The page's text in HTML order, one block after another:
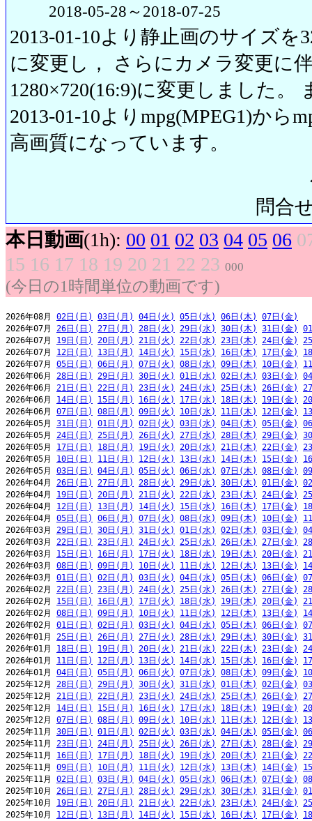
2018-05-28～2018-07-25
2013-01-10より静止画のサイズを
に変更し， さらにカメラ変更に
1280×720(16:9)に変更しました。
2013-01-10よりmpg(MPEG1)から
高画質になっています。
問合
本日動画(1h): 00 01 02 03 04 05 06
15 16 17 18 19 20 21 22 23 000
(今日の1時間単位の動画です)
2026年08月 02日(日) 03日(月) 04日(火) 05日(水) 06日(木)
07日(金)
2026年07月 26日(日) 27日(月) 28日(火) 29日(水) 30日(木) 31日(金)
2026年07月 19日(日) 20日(月) 21日(火) 22日(水) 23日(木) 24日(金)
2026年07月 12日(日) 13日(月) 14日(火) 15日(水) 16日(木) 17日(金)
2026年07月 05日(日) 06日(月) 07日(火) 08日(水) 09日(木) 10日(金)
2026年06月 28日(日) 29日(月) 30日(火) 01日(水) 02日(木) 03日(金)
2026年06月 21日(日) 22日(月) 23日(火) 24日(水) 25日(木) 26日(金)
2026年06月 14日(日) 15日(月) 16日(火) 17日(水) 18日(木) 19日(金)
2026年06月 07日(日) 08日(月) 09日(火) 10日(水) 11日(木) 12日(金)
2026年05月 31日(日) 01日(月) 02日(火) 03日(水) 04日(木) 05日(金)
2026年05月 24日(日) 25日(月) 26日(火) 27日(水) 28日(木) 29日(金)
2026年05月 17日(日) 18日(月) 19日(火) 20日(水) 21日(木) 22日(金)
2026年05月 10日(日) 11日(月) 12日(火) 13日(水) 14日(木) 15日(金)
2026年05月 03日(日) 04日(月) 05日(火) 06日(水) 07日(木) 08日(金)
2026年04月 26日(日) 27日(月) 28日(火) 29日(水) 30日(木) 01日(金)
2026年04月 19日(日) 20日(月) 21日(火) 22日(水) 23日(木) 24日(金)
2026年04月 12日(日) 13日(月) 14日(火) 15日(水) 16日(木) 17日(金)
2026年04月 05日(日) 06日(月) 07日(火) 08日(水) 09日(木) 10日(金)
2026年03月 29日(日) 30日(月) 31日(火) 01日(水) 02日(木) 03日(金)
2026年03月 22日(日) 23日(月) 24日(火) 25日(水) 26日(木) 27日(金)
2026年03月 15日(日) 16日(月) 17日(火) 18日(水) 19日(木) 20日(金)
2026年03月 08日(日) 09日(月) 10日(火) 11日(水) 12日(木) 13日(金)
2026年03月 01日(日) 02日(月) 03日(火) 04日(水) 05日(木) 06日(金)
2026年02月 22日(日) 23日(月) 24日(火) 25日(水) 26日(木) 27日(金)
2026年02月 15日(日) 16日(月) 17日(火) 18日(水) 19日(木) 20日(金)
2026年02月 08日(日) 09日(月) 10日(火) 11日(水) 12日(木) 13日(金)
2026年02月 01日(日) 02日(月) 03日(火) 04日(水) 05日(木) 06日(金)
2026年01月 25日(日) 26日(月) 27日(火) 28日(水) 29日(木) 30日(金)
2026年01月 18日(日) 19日(月) 20日(火) 21日(水) 22日(木) 23日(金)
2026年01月 11日(日) 12日(月) 13日(火) 14日(水) 15日(木) 16日(金)
2026年01月 04日(日) 05日(月) 06日(火) 07日(水) 08日(木) 09日(金)
2025年12月 28日(日) 29日(月) 30日(火) 31日(水) 01日(木) 02日(金)
2025年12月 21日(日) 22日(月) 23日(火) 24日(水) 25日(木) 26日(金)
2025年12月 14日(日) 15日(月) 16日(火) 17日(水) 18日(木) 19日(金)
2025年12月 07日(日) 08日(月) 09日(火) 10日(水) 11日(木) 12日(金)
2025年11月 30日(日) 01日(月) 02日(火) 03日(水) 04日(木) 05日(金)
2025年11月 23日(日) 24日(月) 25日(火) 26日(水) 27日(木) 28日(金)
2025年11月 16日(日) 17日(月) 18日(火) 19日(水) 20日(木) 21日(金)
2025年11月 09日(日) 10日(月) 11日(火) 12日(水) 13日(木) 14日(金)
2025年11月 02日(日) 03日(月) 04日(火) 05日(水) 06日(木) 07日(金)
2025年10月 26日(日) 27日(月) 28日(火) 29日(水) 30日(木) 31日(金)
2025年10月 19日(日) 20日(月) 21日(火) 22日(水) 23日(木) 24日(金)
2025年10月 12日(日) 13日(月) 14日(火) 15日(水) 16日(木) 17日(金)